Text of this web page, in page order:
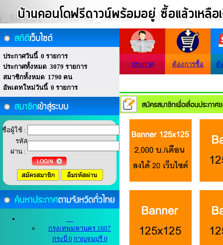
ประกาศวันนี้ 0 รายการ
ประกาศทั้งหมด 3079 รายการ
สมาชิกทั้งหมด 1790 คน
อัพเดทใหม่วันนี้ 0 รายการ
ชื่อผู้ใช้ :
รหัส
ผ่าน :
กรุงเทพมหานคร 1607
กระบี่ 0 กาญจนบุรี 0
ประกาศ ต้องการซื้อ ต้